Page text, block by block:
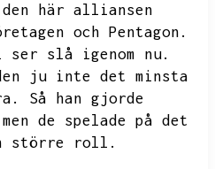
den här alliansen
och Pentagon.
slå igenom nu.
ju inte det minsta
Så han gjorde
de spelade på det
större roll.